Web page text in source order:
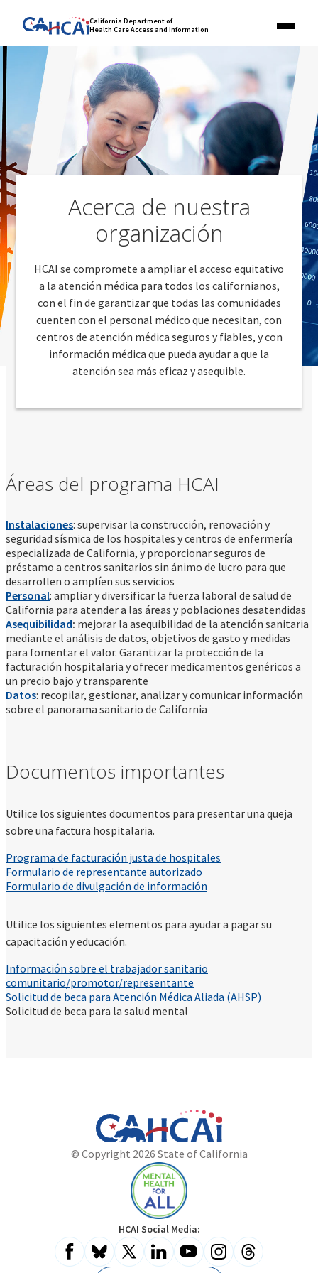
Link
to
California
California Department of
Health Care Access and Information
Menu
Acerca de nuestra
organización
HCAI se compromete a ampliar el acceso equitativo
a la atención médica para todos los californianos,
con el fin de garantizar que todas las comunidades
cuenten con el personal médico que necesitan, con
centros de atención médica seguros y fiables, y con
información médica que pueda ayudar a que la
atención sea más eficaz y asequible.
Áreas del programa HCAI
Instalaciones: supervisar la construcción, renovación y
seguridad sísmica de los hospitales y centros de enfermería
especializada de California, y proporcionar seguros de
préstamo a centros sanitarios sin ánimo de lucro para que
desarrollen o amplíen sus servicios
Personal: ampliar y diversificar la fuerza laboral de salud de
California para atender a las áreas y poblaciones desatendidas
Asequibilidad: mejorar la asequibilidad de la atención sanitaria
mediante el análisis de datos, objetivos de gasto y medidas
para fomentar el valor. Garantizar la protección de la
facturación hospitalaria y ofrecer medicamentos genéricos a
un precio bajo y transparente
Datos: recopilar, gestionar, analizar y comunicar información
sobre el panorama sanitario de California
Documentos importantes
Utilice los siguientes documentos para presentar una queja
sobre una factura hospitalaria.
Programa de facturación justa de hospitales
Formulario de representante autorizado
Formulario de divulgación de información
Utilice los siguientes elementos para ayudar a pagar su
capacitación y educación.
Información sobre el trabajador sanitario
comunitario/promotor/representante
Solicitud de beca para Atención Médica Aliada (AHSP)
Solicitud de beca para la salud mental
California
Website
Department
of
Health
Care
Access
and
Information
© Copyright 2026 State of California
Mental
Health
for
HCAI Social Media: